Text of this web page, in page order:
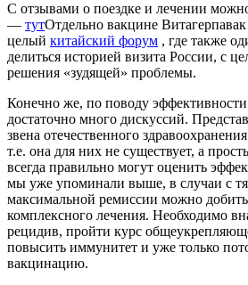
С отзывами о поездке и лечении
— тутОтдельно вакцине
целый китайский форум , где также
делиться историей визита России, с
решения «зудящей» проблемы.
Конечно же, по поводу
достаточно много дискуссий.
звена отечественного
т.е. она для них не существует, а
всегда правильно могут оценить
мы уже упоминали выше, в случаи с
максимальной ремиссии можно
комплексного лечения. Необходимо
рецидив, пройти курс
повысить иммунитет и уже только
вакцинацию.